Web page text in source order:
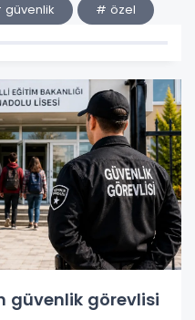
güvenlik # özel
güvenlik görevlisi